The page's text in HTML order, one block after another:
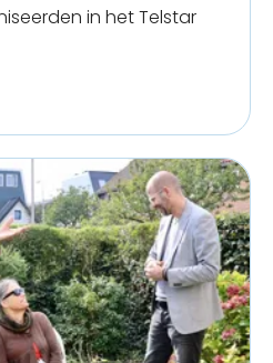
in het Telstar